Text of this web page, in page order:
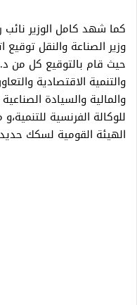
كما شهد كامل الوزير نائب
وزير الصناعة والنقل
حيث قام بالتوقيع كل من د.
والتنمية الاقتصادية
والمالية والسيادة
للوكالة الفرنسية
الهيئة القومية لسكك